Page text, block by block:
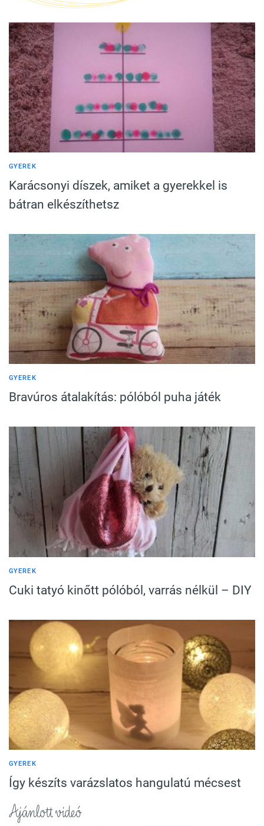
GYEREK
Karácsonyi díszek, amiket a gyerekkel is
bátran elkészíthetsz
GYEREK
Bravúros átalakítás: pólóból puha játék
GYEREK
Cuki tatyó kinőtt pólóból, varrás nélkül – DIY
GYEREK
Így készíts varázslatos hangulatú mécsest
Ajánlott videó